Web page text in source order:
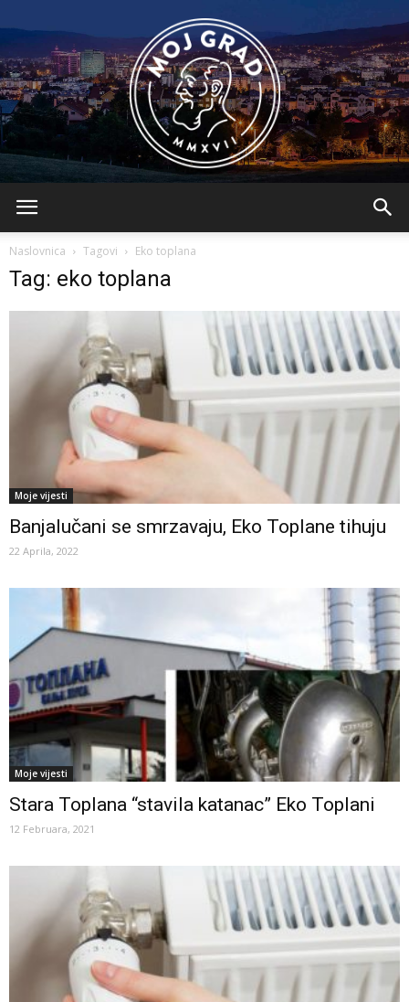
Naslovnica Tagovi Eko toplana
Tag: eko toplana
Moje vijesti
Banjalučani se smrzavaju, Eko Toplane tihuju
22 Aprila, 2022
Moje vijesti
Stara Toplana “stavila katanac” Eko Toplani
12 Februara, 2021